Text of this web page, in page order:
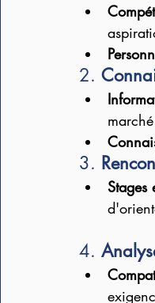
2.
3.
Stages
4.